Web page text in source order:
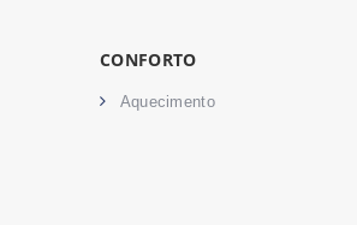
CONFORTO
Aquecimento